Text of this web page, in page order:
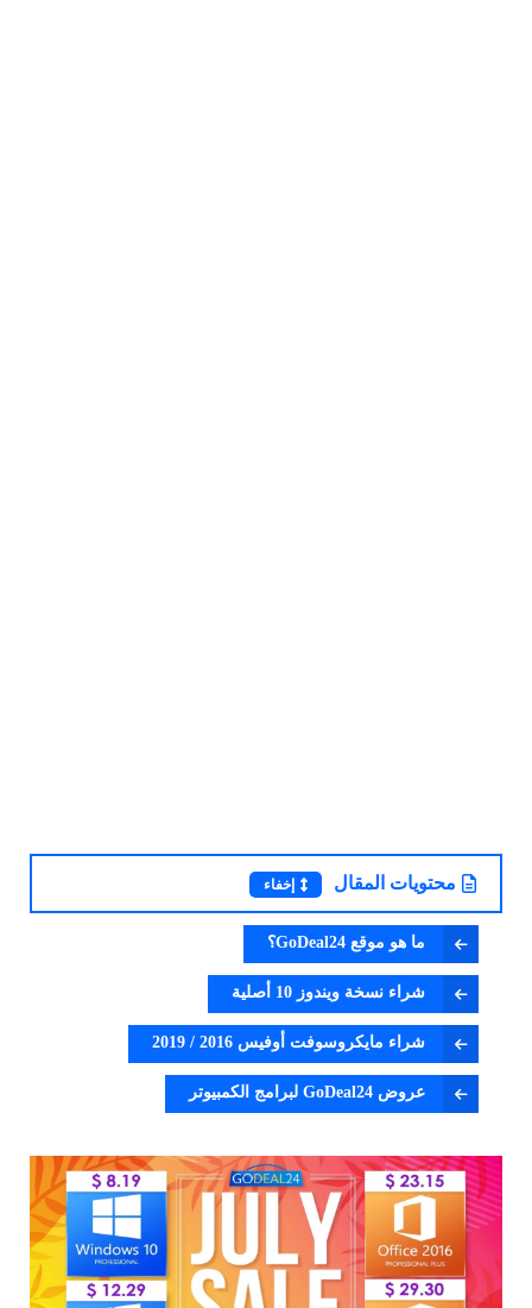
محتويات المقال إخفاء
ما هو موقع GoDeal24؟
شراء نسخة ويندوز 10 أصلية
شراء مايكروسوفت أوفيس 2016 / 2019
عروض GoDeal24 لبرامج الكمبيوتر